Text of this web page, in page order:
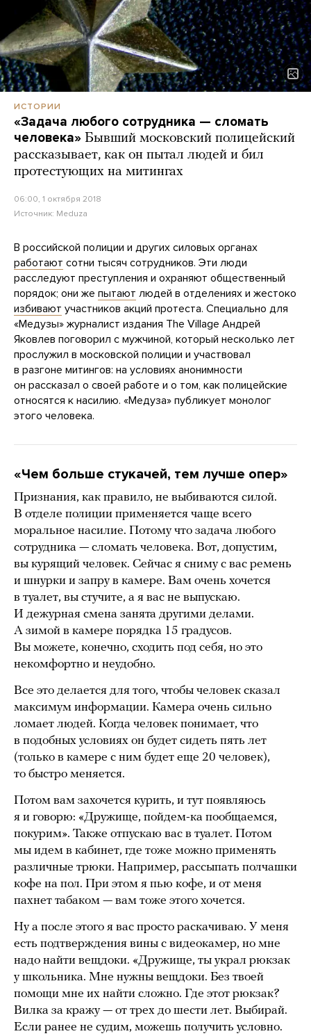
ИСТОРИИ
«Задача любого сотрудника — сломать
человека» Бывший московский полицейский
рассказывает, как он пытал людей и бил
протестующих на митингах
06:00, 1 октября 2018
Источник: Meduza
В российской полиции и других силовых органах
работают сотни тысяч сотрудников. Эти люди
расследуют преступления и охраняют общественный
порядок; они же пытают людей в отделениях и жестоко
избивают участников акций протеста. Специально для
«Медузы» журналист издания The Village Андрей
Яковлев поговорил с мужчиной, который несколько лет
прослужил в московской полиции и участвовал
в разгоне митингов: на условиях анонимности
он рассказал о своей работе и о том, как полицейские
относятся к насилию. «Медуза» публикует монолог
этого человека.
«Чем больше стукачей, тем лучше опер»
Признания, как правило, не выбиваются силой.
В отделе полиции применяется чаще всего
моральное насилие. Потому что задача любого
сотрудника — сломать человека. Вот, допустим,
вы курящий человек. Сейчас я сниму с вас ремень
и шнурки и запру в камере. Вам очень хочется
в туалет, вы стучите, а я вас не выпускаю.
И дежурная смена занята другими делами.
А зимой в камере порядка 15 градусов.
Вы можете, конечно, сходить под себя, но это
некомфортно и неудобно.
Все это делается для того, чтобы человек сказал
максимум информации. Камера очень сильно
ломает людей. Когда человек понимает, что
в подобных условиях он будет сидеть пять лет
(только в камере с ним будет еще 20 человек),
то быстро меняется.
Потом вам захочется курить, и тут появляюсь
я и говорю: «Дружище, пойдем-ка пообщаемся,
покурим». Также отпускаю вас в туалет. Потом
мы идем в кабинет, где тоже можно применять
различные трюки. Например, рассыпать полчашки
кофе на пол. При этом я пью кофе, и от меня
пахнет табаком — вам тоже этого хочется.
Ну а после этого я вас просто раскачиваю. У меня
есть подтверждения вины с видеокамер, но мне
надо найти вещдоки. «Дружище, ты украл рюкзак
у школьника. Мне нужны вещдоки. Без твоей
помощи мне их найти сложно. Где этот рюкзак?
Вилка за кражу — от трех до шести лет. Выбирай.
Если ранее не судим, можешь получить условно.